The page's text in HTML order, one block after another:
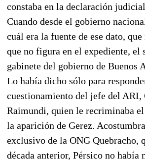
constaba en la declaración
Cuando desde el gobierno
cuál era la fuente de ese dato,
que no figura en el expediente, el
gabinete del gobierno de Buenos
Lo había dicho sólo para
cuestionamiento del jefe del ARI,
Raimundi, quien le recriminaba
la aparición de Gerez.
exclusivo de la ONG Quebracho,
década anterior, Pérsico no había